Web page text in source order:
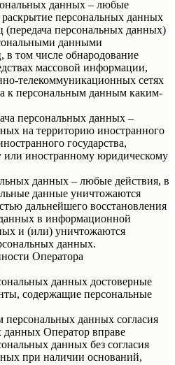
данных – любые
персональных данных
(передача персональных данных)
данными
в том числе обнародование
массовой информации,
телекоммуникационных сетях
к персональным данным каким-
персональных данных –
на территорию иностранного
государства,
или иностранному юридическому
данных – любые действия, в
данные уничтожаются
дальнейшего восстановления
в информационной
и (или) уничтожаются
данных.
Оператора
данных достоверные
содержащие персональные
персональных данных согласия
данных Оператор вправе
данных без согласия
при наличии оснований,